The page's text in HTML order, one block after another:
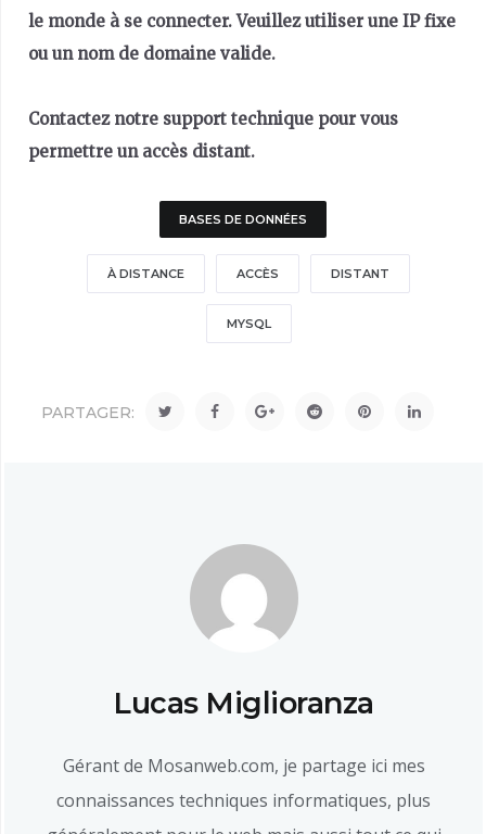
le monde à se connecter. Veuillez utiliser une IP fixe
ou un nom de domaine valide.
Contactez notre support technique pour vous
permettre un accès distant.
BASES DE DONNÉES
À DISTANCE ACCÈS DISTANT
MYSQL
PARTAGER:
Lucas Miglioranza
Gérant de Mosanweb.com, je partage ici mes
connaissances techniques informatiques, plus